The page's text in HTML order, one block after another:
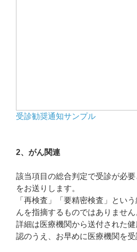
受診勧奨通知サンプル
2、がん関連
該当項目の総合判定で受診が必
をお送りします。
「再検査」「要精密検査」とい
んを指摘するものではありません
詳細は医療機関から送付された
認のうえ、お早めに医療機関を受